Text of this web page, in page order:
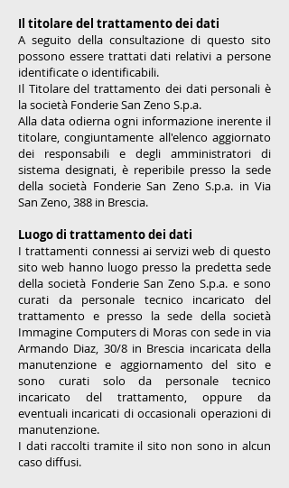
Il titolare del trattamento dei dati
A seguito della consultazione di questo sito
possono essere trattati dati relativi a persone
identificate o identificabili.
Il Titolare del trattamento dei dati personali è
la società Fonderie San Zeno S.p.a.
Alla data odierna ogni informazione inerente il
titolare, congiuntamente all'elenco aggiornato
dei responsabili e degli amministratori di
sistema designati, è reperibile presso la sede
della società Fonderie San Zeno S.p.a. in Via
San Zeno, 388 in Brescia.
Luogo di trattamento dei dati
I trattamenti connessi ai servizi web di questo
sito web hanno luogo presso la predetta sede
della società Fonderie San Zeno S.p.a. e sono
curati da personale tecnico incaricato del
trattamento e presso la sede della società
Immagine Computers di Moras con sede in via
Armando Diaz, 30/8 in Brescia incaricata della
manutenzione e aggiornamento del sito e
sono curati solo da personale tecnico
incaricato del trattamento, oppure da
eventuali incaricati di occasionali operazioni di
manutenzione.
I dati raccolti tramite il sito non sono in alcun
caso diffusi.